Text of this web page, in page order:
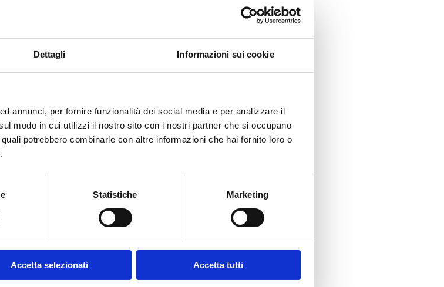
Dettagli Informazioni sui cookie
annunci, per fornire funzionalità dei social media e per analizzare il
modo in cui utilizzi il nostro sito con i nostri partner che si occupano
potrebbero combinarle con altre informazioni che hai fornito loro o
Statistiche Marketing
Accetta selezionati Accetta tutti